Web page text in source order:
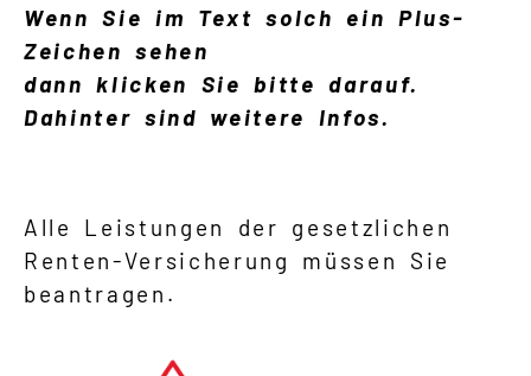
Inhalte in Gebärdensprache (DGS)
Mein Kundenportal
Wenn Sie im Text solch ein Plus-
Zeichen sehen
dann klicken Sie bitte darauf.
Dahinter sind weitere Infos.
Alle Leistungen der gesetzlichen
Renten-Versicherung müssen Sie
beantragen.